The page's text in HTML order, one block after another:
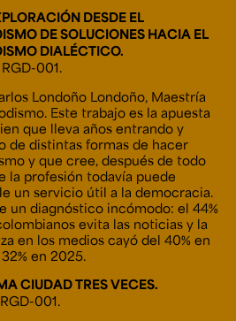
DESDE EL
DE SOLUCIONES HACIA EL
DIALÉCTICO.
001.
Londoño Londoño, Maestría
Este trabajo es la apuesta
que lleva años entrando y
de distintas formas de hacer
y que cree, después de todo
la profesión todavía puede
un servicio útil a la democracia.
un diagnóstico incómodo: el 44%
evita las noticias y la
en los medios cayó del 40% en
en 2025.
CIUDAD TRES VECES.
001.